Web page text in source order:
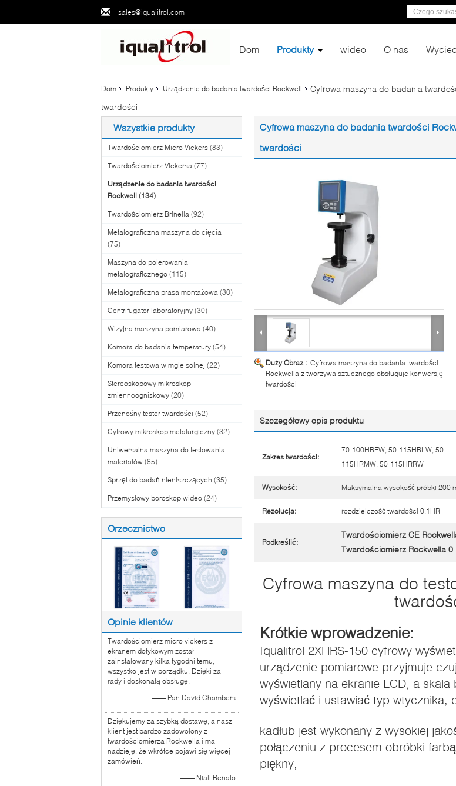
sales@iqualitrol.com
Dom Produkty wideo O nas
Dom Produkty Urządzenie do badania twardości Rockwell
Cyfrowa maszyna do badania
twardości
Wszystkie produkty
Twardościomierz Micro Vickers (83)
Twardościomierz Vickersa (77)
Urządzenie do badania twardości
Rockwell (134)
Twardościomierz Brinella (92)
Metalograficzna maszyna do cięcia
(75)
Maszyna do polerowania
metalograficznego (115)
Metalograficzna prasa montażowa (30)
Centrifugator laboratoryjny (30)
Wizyjna maszyna pomiarowa (40)
Komora do badania temperatury (54)
Komora testowa w mgle solnej (22)
Stereoskopowy mikroskop
zmiennoogniskowy (20)
Przenośny tester twardości (52)
Cyfrowy mikroskop metalurgiczny (32)
Uniwersalna maszyna do testowania
materiałów (85)
Sprzęt do badań nieniszczących (35)
Przemysłowy boroskop wideo (24)
Orzecznictwo
Opinie klientów
Twardościomierz micro vickers z
ekranem dotykowym został
zainstalowany kilka tygodni temu,
wszystko jest w porządku. Dzięki za
rady i doskonałą obsługę.
—— Pan David Chambers
Dziękujemy za szybką dostawę, a nasz
klient jest bardzo zadowolony z
twardościomierza Rockwella i ma
nadzieję, że wkrótce pojawi się więcej
zamówień.
—— Niall Renato
Cyfrowa maszyna do badania twardości
twardości
Duży Obraz : Cyfrowa maszyna do badania twardości
Rockwella z tworzywa sztucznego obsługuje konwersję
twardości
Szczegółowy opis produktu
Zakres twardości:
70-100HREW, 50-115HRLW, 50-
115HRMW, 50-115HRRW
Wysokość: Maksymalna wysokość próbki 200
Rezolucja: rozdzielczość twardości 0.1HR
Podkreślić:
Twardościomierz CE
Twardościomierz Rockwella 0
Cyfrowa maszyna do
Krótkie wprowadzenie:
Iqualitrol 2XHRS-150 cyfrowy
urządzenie pomiarowe przyjmuje
wyświetlany na ekranie LCD, a
wyświetlać i ustawiać typ wtycznika,
kadłub jest wykonany z wysokiej
połączeniu z procesem obróbki
piękny;